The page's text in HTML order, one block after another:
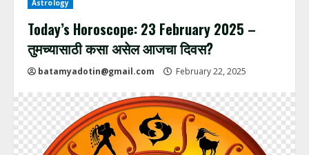
Astrology
Today’s Horoscope: 23 February 2025 –
तुमच्यासाठी कसा असेल आजचा दिवस?
batamyadotin@gmail.com February 22, 2025